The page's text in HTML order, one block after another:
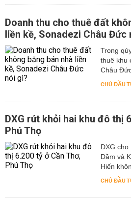
Doanh thu cho thuê đất
liền kề, Sonadezi Châu Đức
Trong
thuê khu
Châu
CHỦ ĐẦU
DXG rút khỏi hai khu đô thị
Phú Thọ
DXG
Dầm và
Hiến
CHỦ ĐẦU